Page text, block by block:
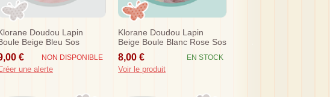
Doudou Lapin
Beige Bleu Sos
€ NON DISPONIBLE
une alerte
Klorane Doudou Lapin
Beige Boule Blanc Rose Sos
8,00 € EN STOCK
Voir le produit